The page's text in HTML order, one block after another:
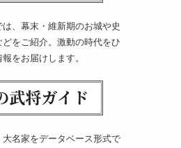
、幕末・維新期のお城や史
をご紹介。激動の時代をひ
をお届けします。
名家をデータベース形式で